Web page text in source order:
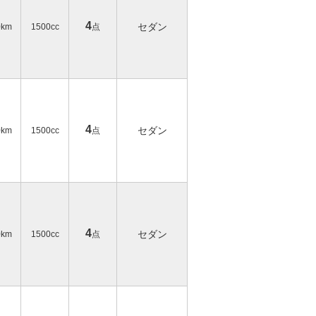
1500cc 4点 セダン
1500cc 4点 セダン
1500cc 4点 セダン